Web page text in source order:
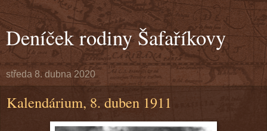
Deníček rodiny Šafaříkovy
středa 8. dubna 2020
Kalendárium, 8. duben 1911